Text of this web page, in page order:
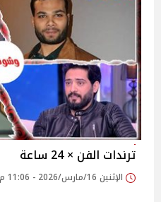
ترندات الفن × 24 ساعة
الإثنين 16/مارس/2026 - 11:06 م